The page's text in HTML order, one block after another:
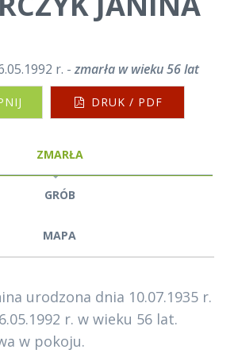
r. -zmarła w wieku 56 lat
DRUK / PDF
ZMARŁA
GRÓB
MAPA
urodzona dnia 10.07.1935 r.
r. w wieku 56 lat.
w pokoju.